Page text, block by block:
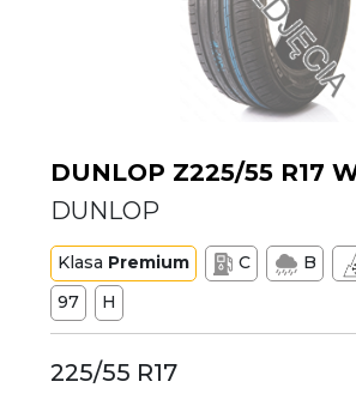
DUNLOP Z225/55 R17
DUNLOP
Klasa Premium C B
97
H
225/55 R17